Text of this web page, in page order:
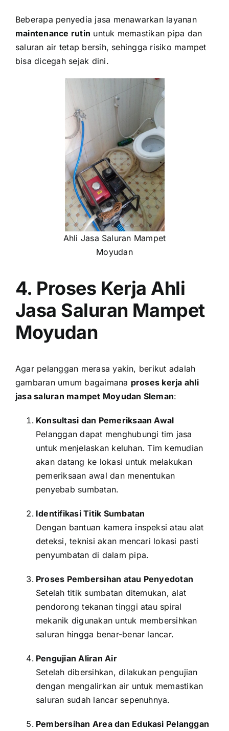
Beberapa penyedia jasa menawarkan layanan
maintenance rutin untuk memastikan pipa dan
saluran air tetap bersih, sehingga risiko mampet
bisa dicegah sejak dini.
Ahli Jasa Saluran Mampet
Moyudan
4. Proses Kerja Ahli
Jasa Saluran Mampet
Moyudan
Agar pelanggan merasa yakin, berikut adalah
gambaran umum bagaimana proses kerja ahli
jasa saluran mampet Moyudan Sleman:
Konsultasi dan Pemeriksaan Awal
Pelanggan dapat menghubungi tim jasa
untuk menjelaskan keluhan. Tim kemudian
akan datang ke lokasi untuk melakukan
pemeriksaan awal dan menentukan
penyebab sumbatan.
Identifikasi Titik Sumbatan
Dengan bantuan kamera inspeksi atau alat
deteksi, teknisi akan mencari lokasi pasti
penyumbatan di dalam pipa.
Proses Pembersihan atau Penyedotan
Setelah titik sumbatan ditemukan, alat
pendorong tekanan tinggi atau spiral
mekanik digunakan untuk membersihkan
saluran hingga benar-benar lancar.
Pengujian Aliran Air
Setelah dibersihkan, dilakukan pengujian
dengan mengalirkan air untuk memastikan
saluran sudah lancar sepenuhnya.
Pembersihan Area dan Edukasi Pelanggan